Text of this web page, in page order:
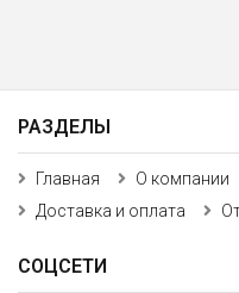
РАЗДЕЛЫ
Главная О компании
Доставка и оплата
СОЦСЕТИ